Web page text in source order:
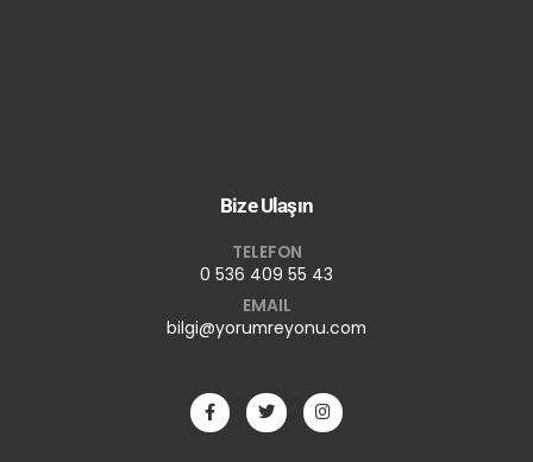
Bize Ulaşın
TELEFON
0 536 409 55 43
EMAIL
bilgi@yorumreyonu.com